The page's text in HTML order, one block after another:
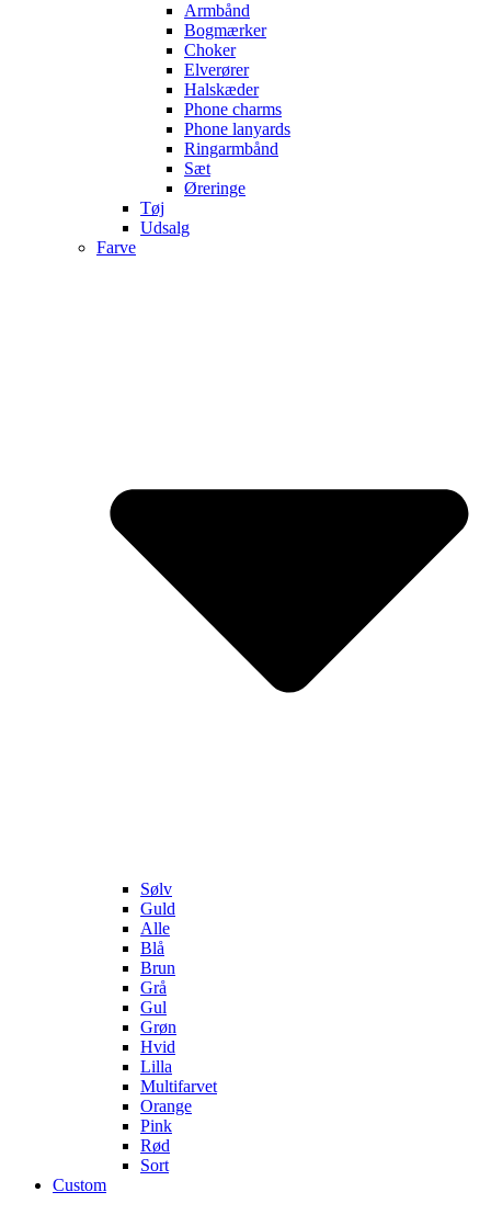
Armbånd
Bogmærker
Choker
Elverører
Halskæder
Phone charms
Phone lanyards
Ringarmbånd
Sæt
Øreringe
Tøj
Udsalg
Farve
Sølv
Guld
Alle
Blå
Brun
Grå
Gul
Grøn
Hvid
Lilla
Multifarvet
Orange
Pink
Rød
Sort
Custom